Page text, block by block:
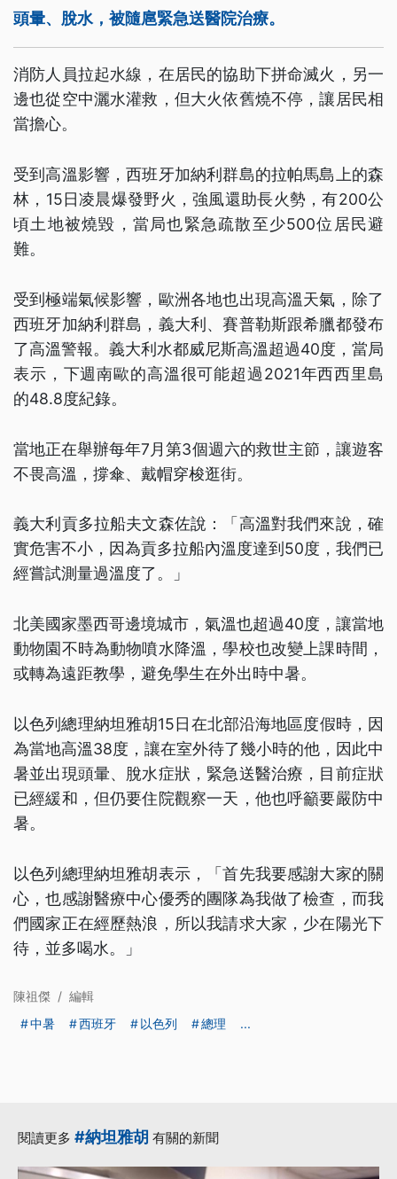
頭暈、脫水，被隨扈緊急送醫院治療。
消防人員拉起水線，在居民的協助下拼命滅火，另一
邊也從空中灑水灌救，但大火依舊燒不停，讓居民相
當擔心。
受到高溫影響，西班牙加納利群島的拉帕馬島上的森
林，15日凌晨爆發野火，強風還助長火勢，有200公
頃土地被燒毀，當局也緊急疏散至少500位居民避
難。
受到極端氣候影響，歐洲各地也出現高溫天氣，除了
西班牙加納利群島，義大利、賽普勒斯跟希臘都發布
了高溫警報。義大利水都威尼斯高溫超過40度，當局
表示，下週南歐的高溫很可能超過2021年西西里島
的48.8度紀錄。
當地正在舉辦每年7月第3個週六的救世主節，讓遊客
不畏高溫，撐傘、戴帽穿梭逛街。
義大利貢多拉船夫文森佐說：「高溫對我們來說，確
實危害不小，因為貢多拉船內溫度達到50度，我們已
經嘗試測量過溫度了。」
北美國家墨西哥邊境城市，氣溫也超過40度，讓當地
動物園不時為動物噴水降溫，學校也改變上課時間，
或轉為遠距教學，避免學生在外出時中暑。
以色列總理納坦雅胡15日在北部沿海地區度假時，因
為當地高溫38度，讓在室外待了幾小時的他，因此中
暑並出現頭暈、脫水症狀，緊急送醫治療，目前症狀
已經緩和，但仍要住院觀察一天，他也呼籲要嚴防中
暑。
以色列總理納坦雅胡表示，「首先我要感謝大家的關
心，也感謝醫療中心優秀的團隊為我做了檢查，而我
們國家正在經歷熱浪，所以我請求大家，少在陽光下
待，並多喝水。」
陳祖傑 / 編輯
中暑
西班牙 以色列 總理 ...
閱讀更多 #納坦雅胡 有關的新聞